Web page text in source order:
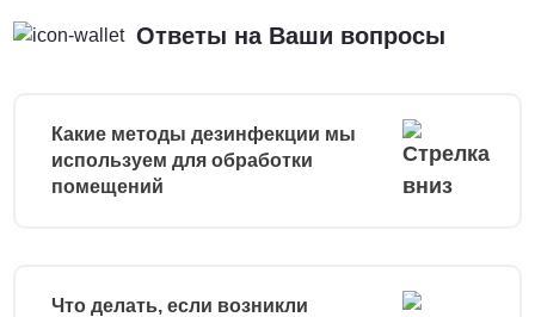
Ответы на Ваши вопросы
Какие методы дезинфекции мы
используем для обработки
помещений
Что делать, если возникли